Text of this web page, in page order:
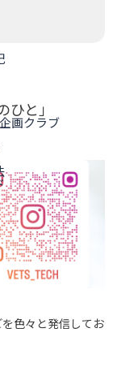
画クラブ
ひと」
を色々と発信してお